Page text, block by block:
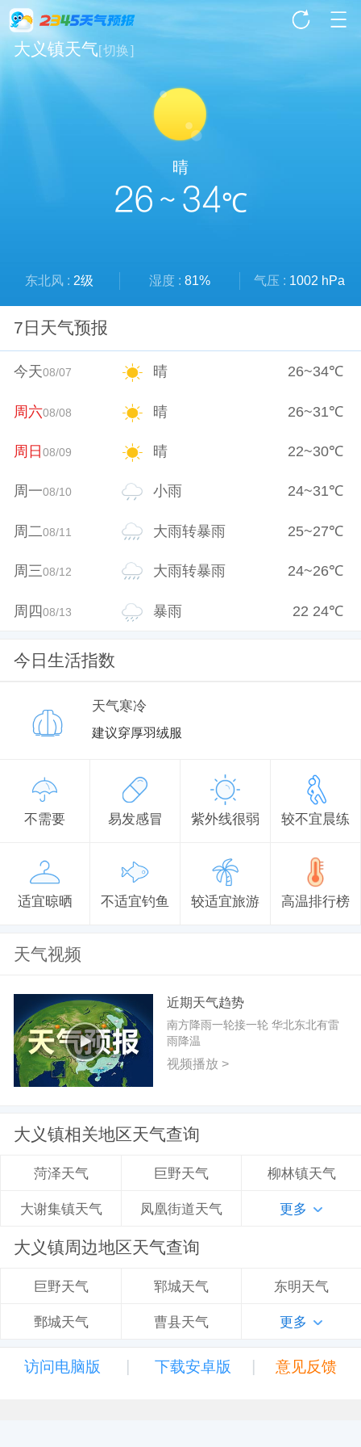
大义镇天气[切换]
晴
26 ~ 34℃
东北风 : 2级 湿度 : 81% 气压 : 1002 hPa
7日天气预报
今天08/07 晴 26~34℃
周六08/08 晴 26~31℃
周日08/09 晴 22~30℃
周一08/10 小雨 24~31℃
周二08/11 大雨转暴雨 25~27℃
周三08/12 大雨转暴雨 24~26℃
周四08/13 暴雨 22 24℃
今日生活指数
天气寒冷
建议穿厚羽绒服
不需要 易发感冒 紫外线很弱 较不宜晨练
适宜晾晒 不适宜钓鱼 较适宜旅游 高温排行榜
天气视频
近期天气趋势
南方降雨一轮接一轮 华北东北有雷
雨降温
视频播放 >
大义镇相关地区天气查询
菏泽天气 巨野天气 柳林镇天气
大谢集镇天气 凤凰街道天气 更多
大义镇周边地区天气查询
巨野天气 郓城天气 东明天气
鄄城天气 曹县天气 更多
访问电脑版 | 下载安卓版 | 意见反馈